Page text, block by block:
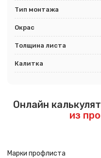
Тип монтажа
Окрас
Толщина листа
Калитка
Онлайн
из
Марки профлиста